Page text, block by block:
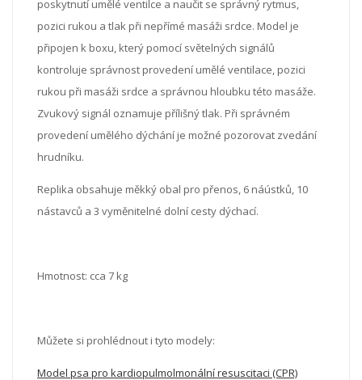
poskytnutí umělé ventilce a naučit se správný rytmus,
pozici rukou a tlak při nepřímé masáži srdce. Model je
připojen k boxu, který pomocí světelných signálů
kontroluje správnost provedení umělé ventilace, pozici
rukou při masáži srdce a správnou hloubku této masáže.
Zvukový signál oznamuje přílišný tlak. Při správném
provedení umělého dýchání je možné pozorovat zvedání
hrudníku.
Replika obsahuje měkký obal pro přenos, 6 náústků, 10
nástavců a 3 vyměnitelné dolní cesty dýchací.
Hmotnost: cca 7 kg
Můžete si prohlédnout i tyto modely:
Model psa pro kardiopulmolmonální resuscitaci (CPR)